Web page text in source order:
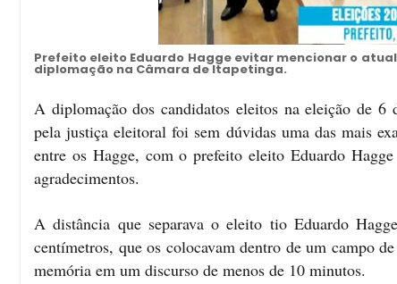
Prefeito eleito Eduardo Hagge evitar mencionar o
diplomação na Câmara de Itapetinga.
A diplomação dos candidatos eleitos na eleição de
pela justiça eleitoral foi sem dúvidas uma das mais
entre os Hagge, com o prefeito eleito Eduardo
agradecimentos.
A distância que separava o eleito tio Eduardo
centímetros, que os colocavam dentro de um campo
memória em um discurso de menos de 10 minutos.